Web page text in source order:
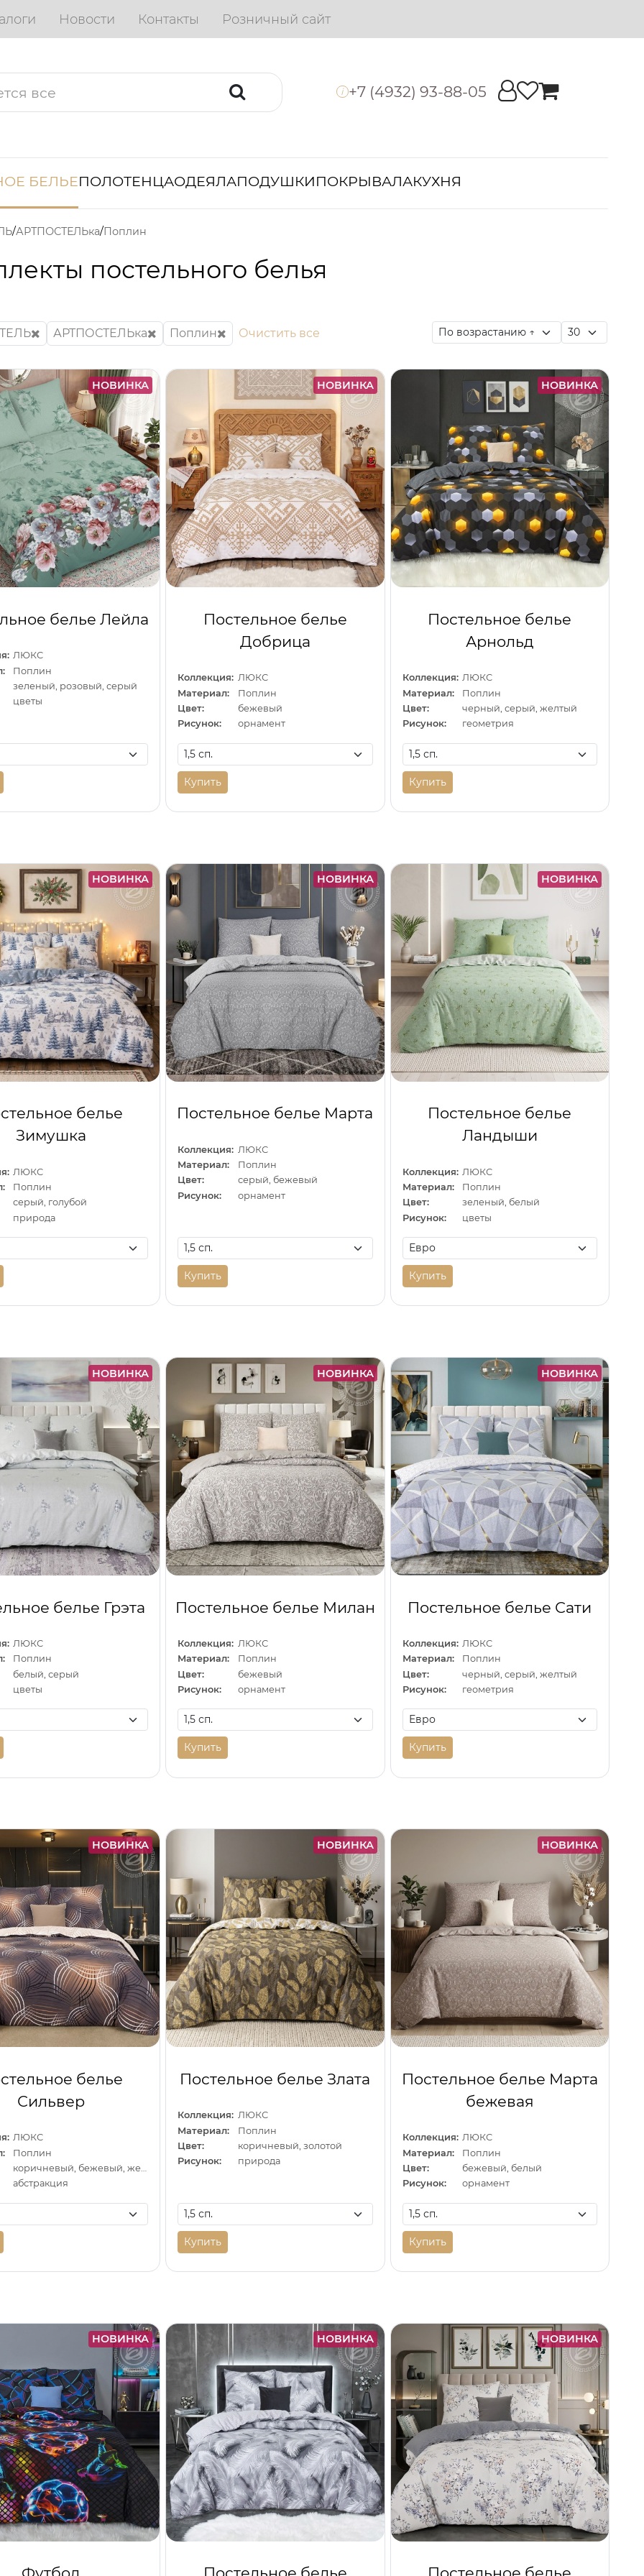
Новости Контакты Розничный сайт
i +7 (4932) 93-88-05
БЕЛЬЕПОЛОТЕНЦАОДЕЯЛАПОДУШКИПОКРЫВАЛАКУХНЯ
АРТПОСТЕЛЬка Поплин
постельного белья
АРТПОСТЕЛЬка Поплин Очистить все
НОВИНКА
белье Лейла
ЛЮКС
Поплин
зеленый, розовый, серый
цветы
НОВИНКА
Постельное белье
Добрица
Коллекция: ЛЮКС
Материал:
Поплин
Цвет:
бежевый
Рисунок:
орнамент
Купить
НОВИНКА
Постельное белье
Арнольд
Коллекция: ЛЮКС
Материал:
Поплин
Цвет:
черный, серый, желтый
Рисунок:
геометрия
Купить
НОВИНКА
белье
Зимушка
ЛЮКС
Поплин
серый, голубой
природа
НОВИНКА
Постельное белье Марта
Коллекция: ЛЮКС
Материал:
Поплин
Цвет:
серый, бежевый
Рисунок:
орнамент
Купить
НОВИНКА
Постельное белье
Ландыши
Коллекция: ЛЮКС
Материал:
Поплин
Цвет:
зеленый, белый
Рисунок:
цветы
Купить
НОВИНКА
белье Грэта
ЛЮКС
Поплин
белый, серый
цветы
НОВИНКА
Постельное белье Милан
Коллекция: ЛЮКС
Материал:
Поплин
Цвет:
бежевый
Рисунок:
орнамент
Купить
НОВИНКА
Постельное белье Сати
Коллекция: ЛЮКС
Материал:
Поплин
Цвет:
черный, серый, желтый
Рисунок:
геометрия
Купить
НОВИНКА
белье
Сильвер
ЛЮКС
Поплин
коричневый, бежевый, желтый
абстракция
НОВИНКА
Постельное белье Злата
Коллекция: ЛЮКС
Материал:
Поплин
Цвет:
коричневый, золотой
Рисунок:
природа
Купить
НОВИНКА
Постельное белье Марта
бежевая
Коллекция: ЛЮКС
Материал:
Поплин
Цвет:
бежевый, белый
Рисунок:
орнамент
Купить
НОВИНКА НОВИНКА НОВИНКА